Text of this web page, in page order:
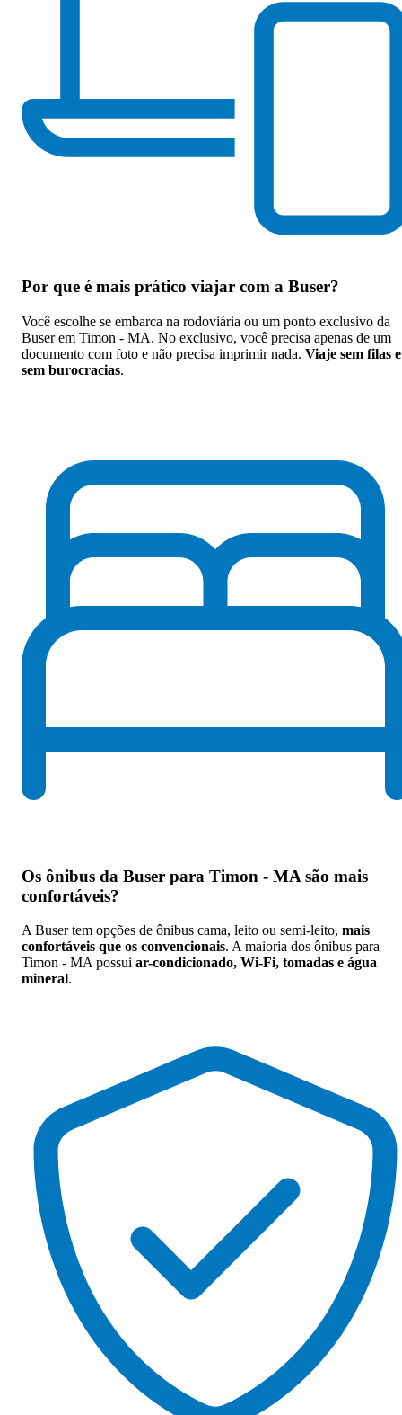
Por que é mais prático viajar com a Buser?
Você escolhe se embarca na rodoviária ou um ponto exclusivo da
Buser em Timon - MA. No exclusivo, você precisa apenas de um
documento com foto e não precisa imprimir nada. Viaje sem filas e
sem burocracias.
Os ônibus da Buser para Timon - MA são mais
confortáveis?
A Buser tem opções de ônibus cama, leito ou semi-leito, mais
confortáveis que os convencionais. A maioria dos ônibus para
Timon - MA possui ar-condicionado, Wi-Fi, tomadas e água
mineral.